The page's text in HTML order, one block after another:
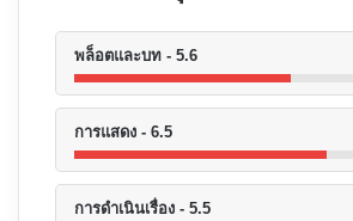
พล็อตและบท - 5.6
การแสดง - 6.5
การดำเนินเรื่อง - 5.5